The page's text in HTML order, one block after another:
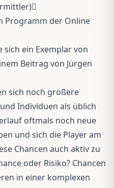

Programm der Online
sich ein Exemplar von
Beitrag von Jürgen
sich noch größere
Individuen als üblich
oftmals noch neue
und sich die Player am
Chancen auch aktiv zu
oder Risiko? Chancen
in einer komplexen